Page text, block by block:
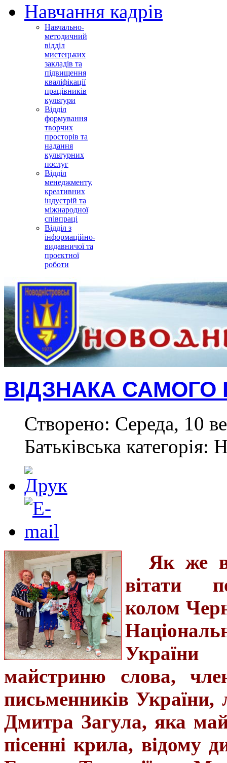
Навчання кадрів
Навчально-
методичний
відділ
мистецьких
закладів та
підвищення
кваліфікації
працівників
культури
Відділ
формування
творчих
просторів та
надання
культурних
послуг
Відділ
менеджменту,
креативних
індустрій та
міжнародної
співпраці
Відділ з
інформаційно-
видавничої та
проєктної
роботи
ВІДЗНАКА САМОГО
Створено: Середа, 10
Батьківська категорія:
Як же
вітати
колом
України
майстриню слова,
письменників України,
Дмитра Загула, яка
пісенні крила, відому